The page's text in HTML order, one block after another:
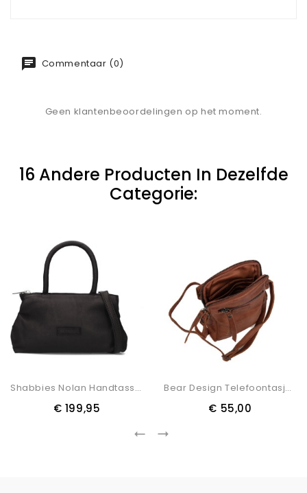
Commentaar (0)
Geen klantenbeoordelingen op het moment.
16 Andere Producten In Dezelfde
Categorie:
Shabbies Nolan Handtassen Dames - Zwart
€ 199,95
Bear Design Telefoontasje Igor
€ 55,00